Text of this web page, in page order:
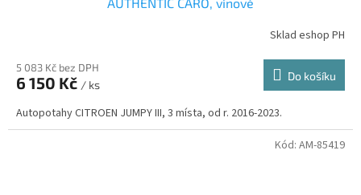
Sklad eshop PH
5 083 Kč bez DPH
6 150 Kč / ks
Do košíku
Autopotahy CITROEN JUMPY III, 3 místa, od r. 2016-2023.
Kód: AM-85419